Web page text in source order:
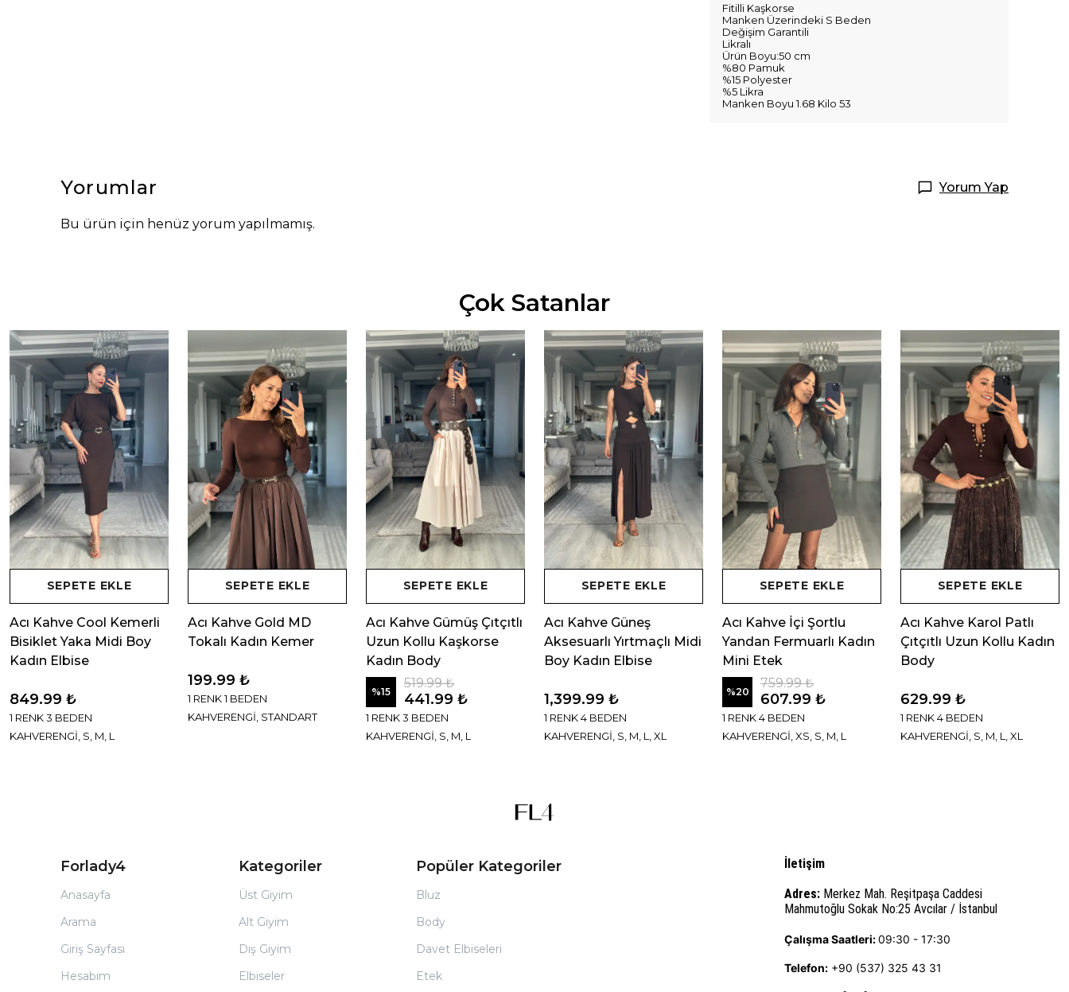
Fitilli Kaşkorse
Manken Üzerindeki S Beden
Değişim Garantili
Likralı
Ürün Boyu:50 cm
%80 Pamuk
%15 Polyester
%5 Likra
Manken Boyu 1.68 Kilo 53
Yorumlar Yorum Yap
Bu ürün için henüz yorum yapılmamış.
Çok Satanlar
SEPETE EKLE
Acı Kahve Cool Kemerli
Bisiklet Yaka Midi Boy
Kadın Elbise
849.99 ₺
1 RENK 3 BEDEN
KAHVERENGİ, S, M, L
SEPETE EKLE
Acı Kahve Gold MD
Tokalı Kadın Kemer
199.99 ₺
1 RENK 1 BEDEN
KAHVERENGİ, STANDART
SEPETE EKLE
Acı Kahve Gümüş Çıtçıtlı
Uzun Kollu Kaşkorse
Kadın Body
%15
519.99 ₺
441.99 ₺
1 RENK 3 BEDEN
KAHVERENGİ, S, M, L
SEPETE EKLE
Acı Kahve Güneş
Aksesuarlı Yırtmaçlı Midi
Boy Kadın Elbise
1,399.99 ₺
1 RENK 4 BEDEN
KAHVERENGİ, S, M, L, XL
SEPETE EKLE
Acı Kahve İçi Şortlu
Yandan Fermuarlı Kadın
Mini Etek
%20
759.99 ₺
607.99 ₺
1 RENK 4 BEDEN
KAHVERENGİ, XS, S, M, L
SEPETE EKLE
Acı Kahve Karol Patlı
Çıtçıtlı Uzun Kollu Kadın
Body
629.99 ₺
1 RENK 4 BEDEN
KAHVERENGİ, S, M, L, XL
Forlady4
Anasayfa
Arama
Giriş Sayfası
Hesabım
Kategoriler
Üst Giyim
Alt Giyim
Dış Giyim
Elbiseler
Popüler Kategoriler
Bluz
Body
Davet Elbiseleri
Etek
İletişim
Adres: Merkez Mah. Reşitpaşa Caddesi
Mahmutoğlu Sokak No:25 Avcılar / İstanbul
Çalışma Saatleri:09:30 - 17:30
Telefon: +90 (537) 325 43 31